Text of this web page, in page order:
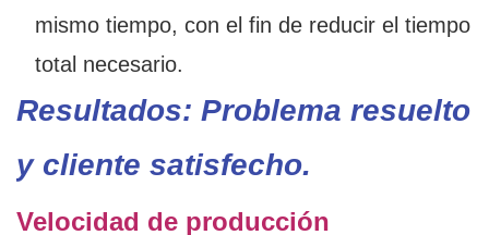
mismo tiempo, con el fin de reducir el tiempo
total necesario.
Resultados: Problema resuelto
y cliente satisfecho.
Velocidad de producción